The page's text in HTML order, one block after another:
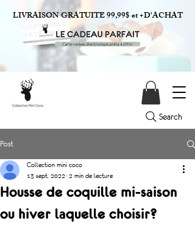
Search
LIVRAISON GRATUITE 99,99$ et +D'ACHAT
Post
Housse de coquille mi-saison
ou hiver laquelle choisir?
Collection mini coco
13 sept. 2022 2 min de lecture